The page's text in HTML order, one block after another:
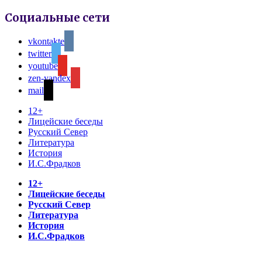
Социальные сети
vkontakte
twitter
youtube
zen-yandex
mail
12+
Лицейские беседы
Русский Север
Литература
История
И.С.Фрадков
12+
Лицейские беседы
Русский Север
Литература
История
И.С.Фрадков